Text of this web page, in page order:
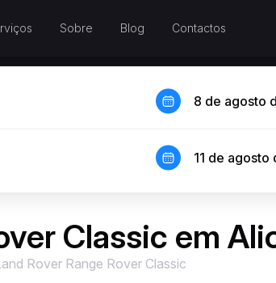
Sobre Blog Contactos
8 de agosto
11 de agosto
Classic em
Rover Range Rover Classic